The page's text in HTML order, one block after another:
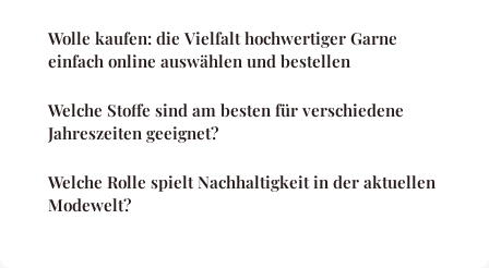
Wolle kaufen: die Vielfalt hochwertiger Garne
einfach online auswählen und bestellen
Welche Stoffe sind am besten für verschiedene
Jahreszeiten geeignet?
Welche Rolle spielt Nachhaltigkeit in der aktuellen
Modewelt?